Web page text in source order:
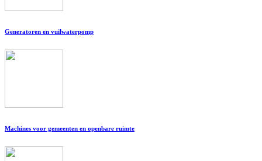
Generatoren en vuilwaterpomp
Machines voor gemeenten en openbare ruimte